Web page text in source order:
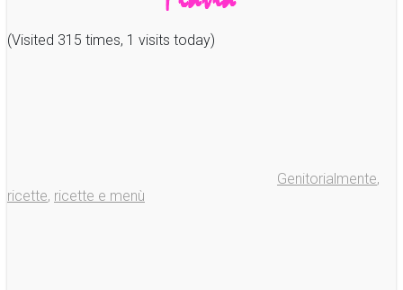
(Visited 315 times, 1 visits today)
Genitorialmente,
ricette, ricette e menù